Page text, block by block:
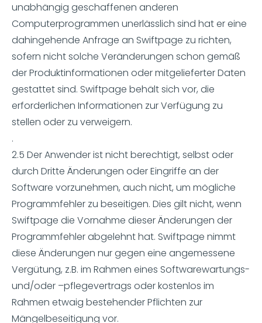
unabhängig geschaffenen anderen
Computerprogrammen unerlässlich sind hat er eine
dahingehende Anfrage an Swiftpage zu richten,
sofern nicht solche Veränderungen schon gemäß
der Produktinformationen oder mitgelieferter Daten
gestattet sind. Swiftpage behält sich vor, die
erforderlichen Informationen zur Verfügung zu
stellen oder zu verweigern.
.
2.5 Der Anwender ist nicht berechtigt, selbst oder
durch Dritte Änderungen oder Eingriffe an der
Software vorzunehmen, auch nicht, um mögliche
Programmfehler zu beseitigen. Dies gilt nicht, wenn
Swiftpage die Vornahme dieser Änderungen der
Programmfehler abgelehnt hat. Swiftpage nimmt
diese Änderungen nur gegen eine angemessene
Vergütung, z.B. im Rahmen eines Softwarewartungs-
und/oder –pflegevertrags oder kostenlos im
Rahmen etwaig bestehender Pflichten zur
Mängelbeseitigung vor.